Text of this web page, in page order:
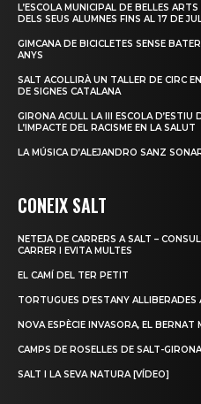
L’ESCOLA MUNICIPAL DE BELLES
DELS SEUS ALUMNES FINS AL 17 DE
GIMCANA DE BICICLETES SENSE
ANYS
SALT ACOLLIRÀ UN TALLER DE CIRC
DE SIGNES CATALANA
GIRONA ACULL LA III ESCOLA D’ESTIU
L’IMPACTE DEL RACISME EN LA SALUT
LA MÚSICA D’ALEJANDRO SANZ
CONEIX SALT
NETEJA DE CARRERS A SALT –
CARRER I EVITA MULTES
EL CAMÍ DEL TER PETIT
TORTUGUES D’ESTANY
NOVA ESPÈCIE INVASORA, EL BERNAT
CAMPS DE ROSELLES DE SALT-GIRONA
SALT I LA SEVA NATURA [VÍDEO]